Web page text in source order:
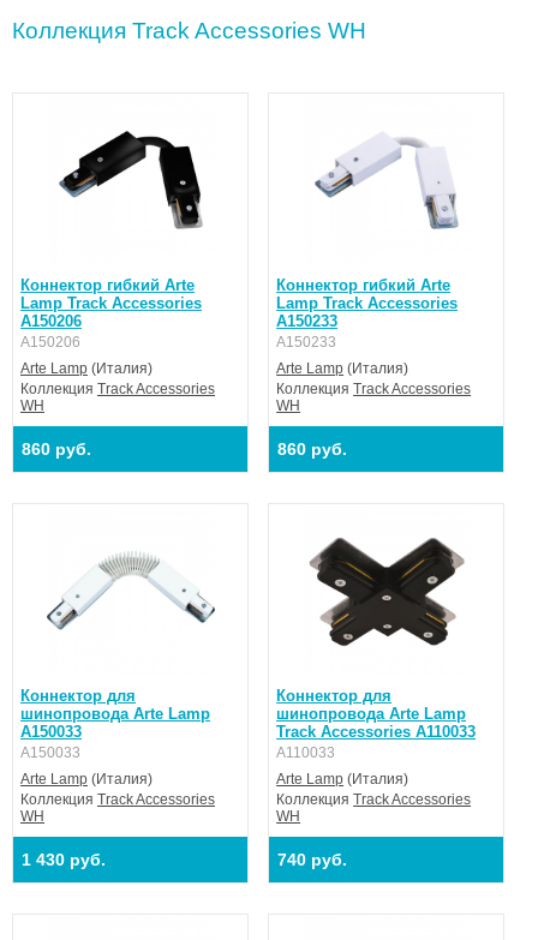
Коллекция Track Accessories WH
Коннектор гибкий Arte
Lamp Track Accessories
A150206
A150206
Arte Lamp (Италия)
Коллекция Track Accessories
WH
860 руб.
Коннектор гибкий Arte
Lamp Track Accessories
A150233
A150233
Arte Lamp (Италия)
КоллекцияTrack Accessories
WH
860 руб.
Коннектор для
шинопровода Arte Lamp
A150033
A150033
Arte Lamp (Италия)
Коллекция Track Accessories
WH
1 430 руб.
Коннектор для
шинопровода Arte Lamp
Track Accessories A110033
A110033
Arte Lamp (Италия)
КоллекцияTrack Accessories
WH
740 руб.